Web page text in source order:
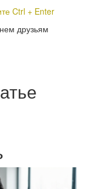
Ctrl + Enter
друзьям